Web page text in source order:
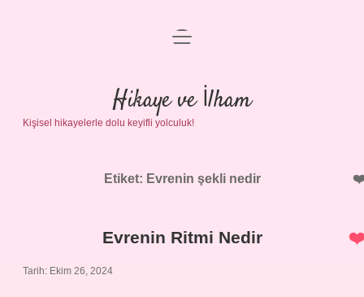
Anasayfa
Gizlilik Politikası
Yasal Uyarı
menüyü
Hikaye ve İlham
Kişisel hikayelerle dolu keyifli yolculuk!
Etiket: Evrenin şekli nedir
Evrenin Ritmi Nedir
Tarih: Ekim 26, 2024